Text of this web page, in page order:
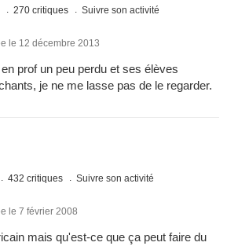
270 critiques Suivre son activité
le 12 décembre 2013
prof un peu perdu et ses élèves
je ne me lasse pas de le regarder.
432 critiques Suivre son activité
le 7 février 2008
mais qu'est-ce que ça peut faire du